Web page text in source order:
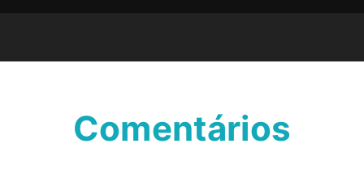
Comentários